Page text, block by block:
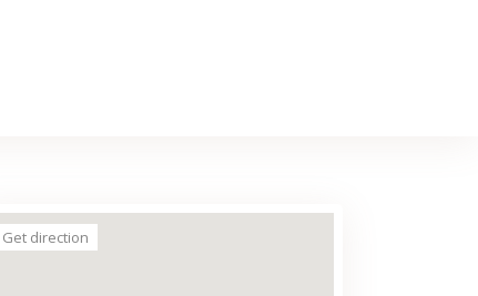
Get direction